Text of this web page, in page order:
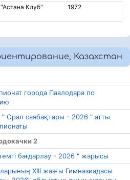
"Астана Клуб" 1972
Казахстан
города Павлодара по
Орал саябақтары - 2026 " атты
2
бағдарлау - 2026 " жарысы
XIII жазғы Гимназиадасы